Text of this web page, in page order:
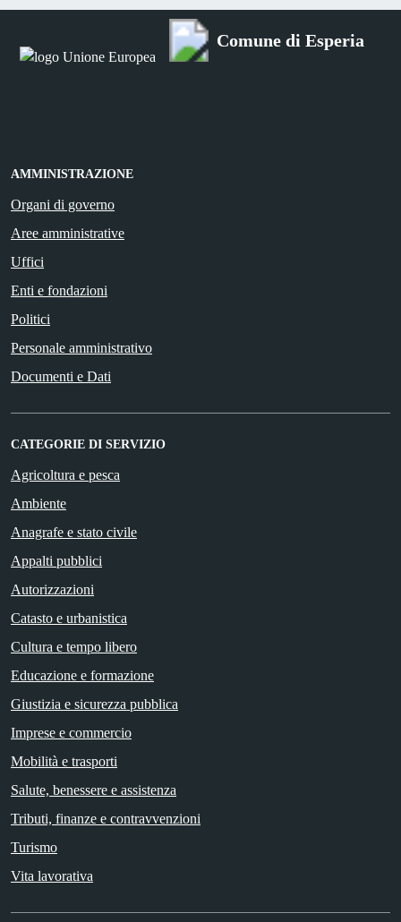
Comune di Esperia
AMMINISTRAZIONE
Organi di governo
Aree amministrative
Uffici
Enti e fondazioni
Politici
Personale amministrativo
Documenti e Dati
CATEGORIE DI SERVIZIO
Agricoltura e pesca
Ambiente
Anagrafe e stato civile
Appalti pubblici
Autorizzazioni
Catasto e urbanistica
Cultura e tempo libero
Educazione e formazione
Giustizia e sicurezza pubblica
Imprese e commercio
Mobilità e trasporti
Salute, benessere e assistenza
Tributi, finanze e contravvenzioni
Turismo
Vita lavorativa